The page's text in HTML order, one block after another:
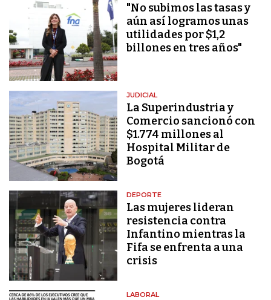
"No subimos las tasas y
aún así logramos unas
utilidades por $1,2
billones en tres años"
JUDICIAL
La Superindustria y
Comercio sancionó con
$1.774 millones al
Hospital Militar de
Bogotá
DEPORTE
Las mujeres lideran
resistencia contra
Infantino mientras la
Fifa se enfrenta a una
crisis
LABORAL